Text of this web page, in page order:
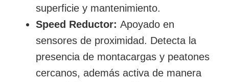
superficie y mantenimiento.
Speed Reductor: Apoyado en
sensores de proximidad. Detecta la
presencia de montacargas y peatones
cercanos, además activa de manera